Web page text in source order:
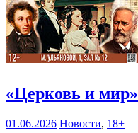
«Церковь и мир»
01.06.2026 Новости, 18+